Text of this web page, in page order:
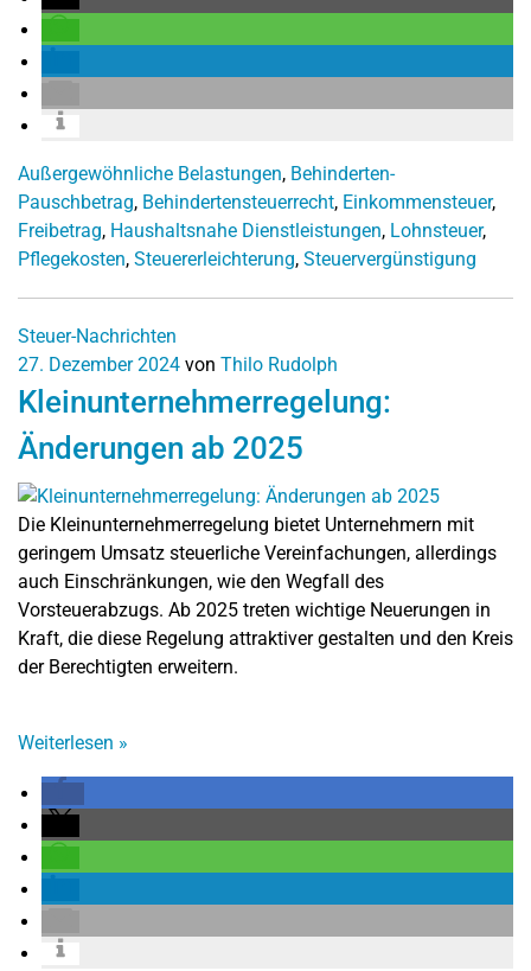
Außergewöhnliche Belastungen, Behinderten-
Pauschbetrag, Behindertensteuerrecht, Einkommensteuer,
Freibetrag, Haushaltsnahe Dienstleistungen, Lohnsteuer,
Pflegekosten, Steuererleichterung, Steuervergünstigung
Steuer-Nachrichten
27. Dezember 2024 von Thilo Rudolph
Kleinunternehmerregelung:
Änderungen ab 2025
Die Kleinunternehmerregelung bietet Unternehmern mit
geringem Umsatz steuerliche Vereinfachungen, allerdings
auch Einschränkungen, wie den Wegfall des
Vorsteuerabzugs. Ab 2025 treten wichtige Neuerungen in
Kraft, die diese Regelung attraktiver gestalten und den Kreis
der Berechtigten erweitern.
Weiterlesen »